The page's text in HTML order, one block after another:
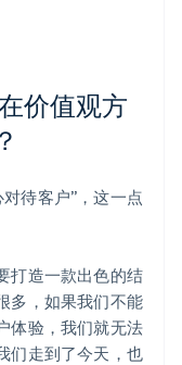
价值观方
待客户”，这一点
打造一款出色的结
多，如果我们不能
体验，我们就无法
们走到了今天，也